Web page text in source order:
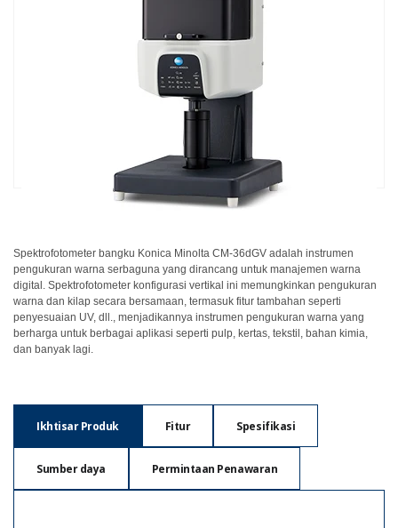
Percetakan
Tekstil
Produk
Penampilan
Pencitraan
Spektrofotometer bangku Konica Minolta CM-36dGV adalah instrumen
pengukuran warna serbaguna yang dirancang untuk manajemen warna
digital. Spektrofotometer konfigurasi vertikal ini memungkinkan pengukuran
warna dan kilap secara bersamaan, termasuk fitur tambahan seperti
penyesuaian UV, dll., menjadikannya instrumen pengukuran warna yang
berharga untuk berbagai aplikasi seperti pulp, kertas, tekstil, bahan kimia,
dan banyak lagi.
Ikhtisar Produk Fitur Spesifikasi
Sumber daya Permintaan Penawaran